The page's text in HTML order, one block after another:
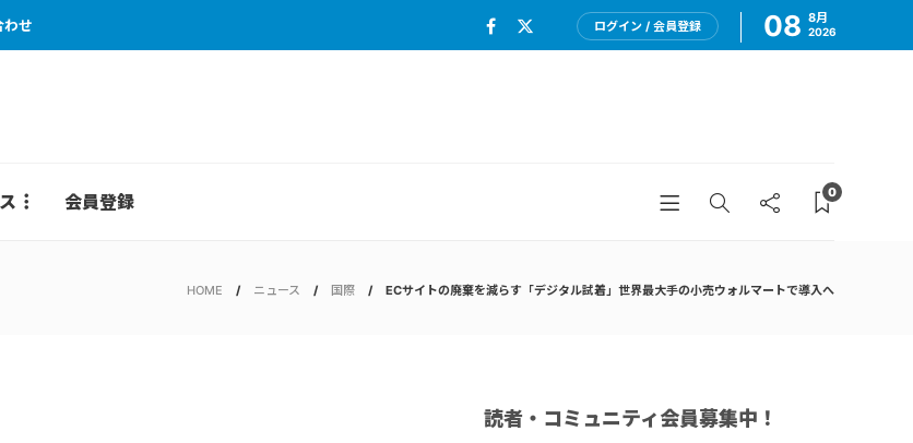
わせ ログイン / 会員登録 08 8月
2026
会員登録 0
HOME ニュース 国際 ECサイトの廃棄を減らす「デジタル試着」世界最大手の小売ウォルマートで導入へ
読者・コミュニティ会員募集中！